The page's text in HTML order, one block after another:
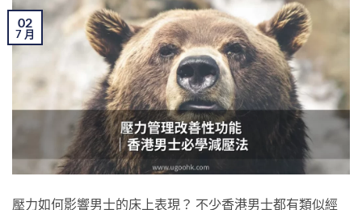
02
7 月
壓力如何影響男士的床上表現？ 不少香港男士都有類似經